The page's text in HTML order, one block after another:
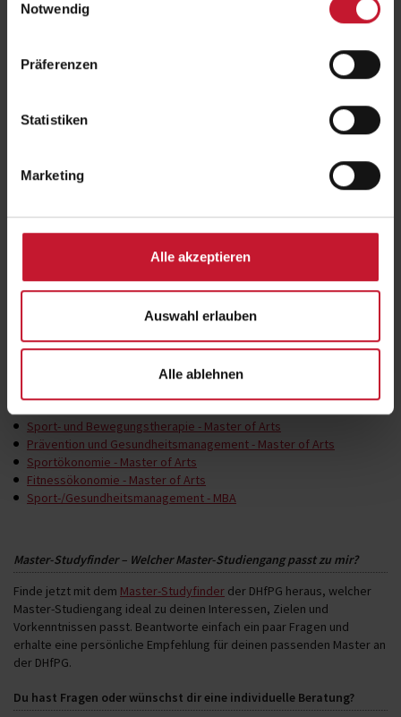
Notwendig
Präferenzen
Statistiken
Marketing
Alle akzeptieren
Auswahl erlauben
Alle ablehnen
Nachweis deines abgeschlossenen Erststudiums
Empfehlungsschreiben deines Arbeitgebers
Schriftliche Bewerbung (Motivationsschreiben)
Krankenversicherung: Bescheinigung einer deutschen
gesetzlichen Krankenkasse(alternativ: Befreiungsnachweis oder
Kopie der Europäischen Versicherungskarte)
Studiengänge vergleichen und die richtige Wahl
treffen
Die Master-Studiengänge der DHfPG:
Sport- und Bewegungstherapie - Master of Arts
Prävention und Gesundheitsmanagement - Master of Arts
Sportökonomie - Master of Arts
Fitnessökonomie - Master of Arts
Sport-/Gesundheitsmanagement - MBA
Master-Studyfinder – Welcher Master-Studiengang passt zu mir?
Finde jetzt mit dem Master-Studyfinder der DHfPG heraus, welcher
Master-Studiengang ideal zu deinen Interessen, Zielen und
Vorkenntnissen passt. Beantworte einfach ein paar Fragen und
erhalte eine persönliche Empfehlung für deinen passenden Master an
der DHfPG.
Du hast Fragen oder wünschst dir eine individuelle Beratung?